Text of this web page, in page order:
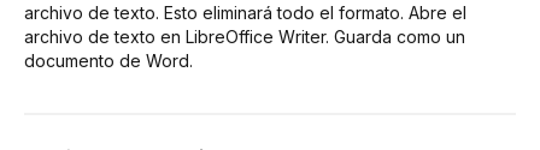
archivo de texto. Esto eliminará todo el formato. Abre el
archivo de texto en LibreOffice Writer. Guarda como un
documento de Word.